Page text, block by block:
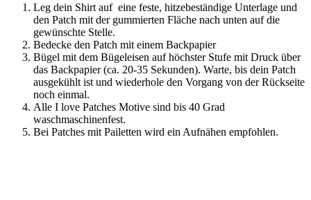
Leg dein Shirt auf eine feste, hitzebeständige Unterlage und
den Patch mit der gummierten Fläche nach unten auf die
gewünschte Stelle.
Bedecke den Patch mit einem Backpapier
Bügel mit dem Bügeleisen auf höchster Stufe mit Druck über
das Backpapier (ca. 20-35 Sekunden). Warte, bis dein Patch
ausgekühlt ist und wiederhole den Vorgang von der Rückseite
noch einmal.
Alle I love Patches Motive sind bis 40 Grad
waschmaschinenfest.
Bei Patches mit Pailetten wird ein Aufnähen empfohlen.